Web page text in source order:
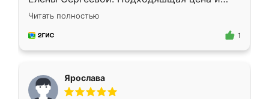
короткие сроки изготовления. Приехавший
для замера сотрудник Владислав
предложил по моему эскизу самый
Читать полностью
1
Ярослава